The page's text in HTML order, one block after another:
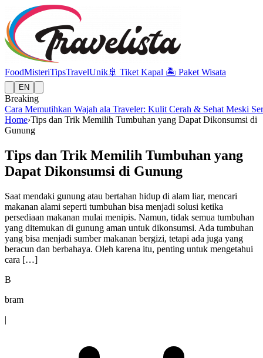
FoodMisteriTipsTravelUnik🚢 Tiket Kapal 🏝️ Paket Wisata
EN
Breaking
Cara Memutihkan Wajah ala Traveler: Kulit Cerah & Sehat Meski
Home›Tips dan Trik Memilih Tumbuhan yang Dapat Dikonsumsi di
Gunung
Tips dan Trik Memilih Tumbuhan yang
Dapat Dikonsumsi di Gunung
Saat mendaki gunung atau bertahan hidup di alam liar, mencari
makanan alami seperti tumbuhan bisa menjadi solusi ketika
persediaan makanan mulai menipis. Namun, tidak semua tumbuhan
yang ditemukan di gunung aman untuk dikonsumsi. Ada tumbuhan
yang bisa menjadi sumber makanan bergizi, tetapi ada juga yang
beracun dan berbahaya. Oleh karena itu, penting untuk mengetahui
cara […]
B
bram
|